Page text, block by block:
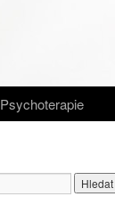
Psychoterapie